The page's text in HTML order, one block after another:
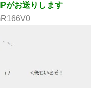
がお送りします